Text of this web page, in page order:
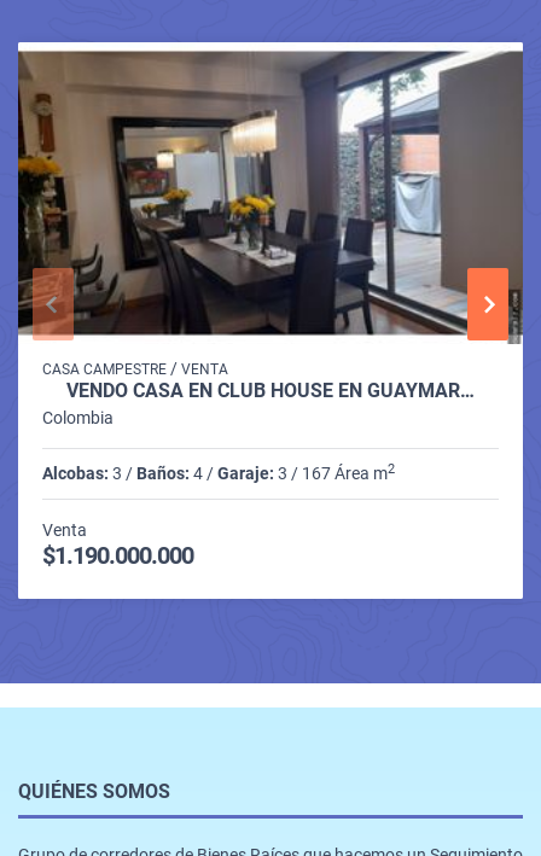
CASA CAMPESTRE / VENTA
VENDO CASA EN CLUB HOUSE EN GUAYMAR…
Colombia
Alcobas: 3 / Baños: 4 /Garaje: 3 / 167 Área m2
Venta
$1.190.000.000
QUIÉNES SOMOS